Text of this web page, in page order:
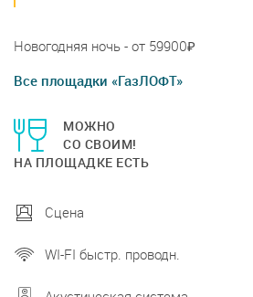
Новогодняя ночь - от 59900₽
Все площадки «ГазЛОФТ»
МОЖНО
СО СВОИМ!
НА ПЛОЩАДКЕ ЕСТЬ
Сцена
WI-FI быстр. проводн.